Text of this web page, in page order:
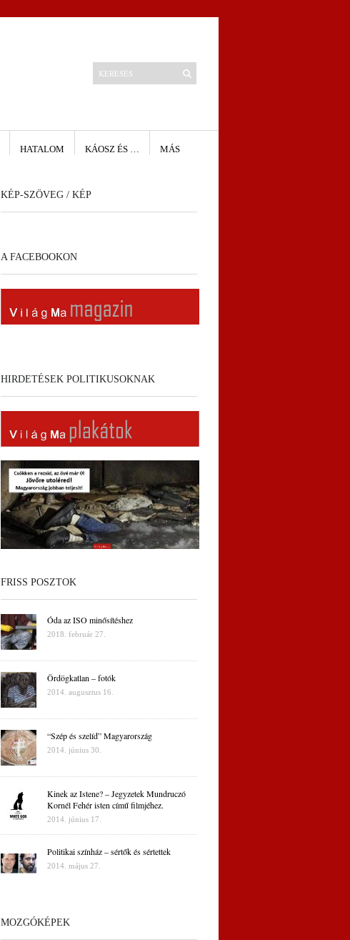
HATALOM KÁOSZ ÉS … MÁS
KÉP-SZÖVEG / KÉP
A FACEBOOKON
HIRDETÉSEK POLITIKUSOKNAK
FRISS POSZTOK
Óda az ISO minősítéshez
2018. február 27.
Ördögkatlan – fotók
2014. augusztus 16.
“Szép és szelíd” Magyarország
2014. június 30.
Kinek az Istene? – Jegyzetek Mundruczó
Kornél Fehér isten című filmjéhez.
2014. június 17.
Politikai színház – sértők és sértettek
2014. május 27.
MOZGÓKÉPEK